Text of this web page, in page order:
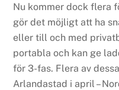
Nu kommer dock flera
gör det möjligt att ha
eller till och med
portabla och kan ge
för 3-fas. Flera av
Arlandastad i april –